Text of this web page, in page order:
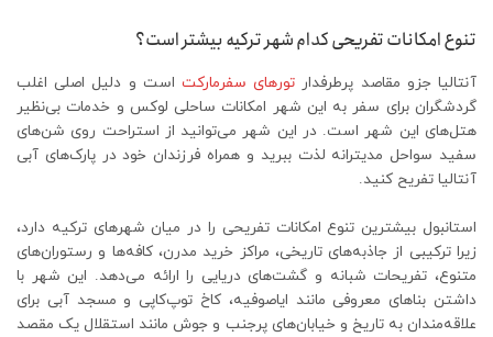
تنوع امکانات تفریحی کدام شهر ترکیه بیشتر است؟
آنتالیا جزو مقاصد پرطرفدار تورهای سفرمارکت است و دلیل اصلی اغلب
گردشگران برای سفر به این شهر امکانات ساحلی لوکس و خدمات بی‌نظیر
هتل‌های این شهر است. در این شهر می‌توانید از استراحت روی شن‌های
سفید سواحل مدیترانه لذت ببرید و همراه فرزندان خود در پارک‌های آبی
آنتالیا تفریح کنید.
استانبول بیشترین تنوع امکانات تفریحی را در میان شهرهای ترکیه دارد،
زیرا ترکیبی از جاذبه‌های تاریخی، مراکز خرید مدرن، کافه‌ها و رستوران‌های
متنوع، تفریحات شبانه و گشت‌های دریایی را ارائه می‌دهد. این شهر با
داشتن بناهای معروفی مانند ایاصوفیه، کاخ توپ‌کاپی و مسجد آبی برای
علاقه‌مندان به تاریخ و خیابان‌های پرجنب ‌و جوش مانند استقلال یک مقصد